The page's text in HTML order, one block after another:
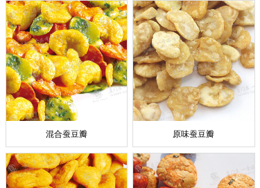
混合蚕豆瓣 原味蚕豆瓣